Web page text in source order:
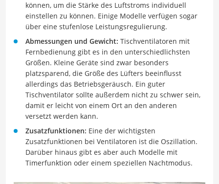
können, um die Stärke des Luftstroms individuell
einstellen zu können. Einige Modelle verfügen sogar
über eine stufenlose Leistungsregulierung.
Abmessungen und Gewicht: Tischventilatoren mit
Fernbedienung gibt es in den unterschiedlichsten
Größen. Kleine Geräte sind zwar besonders
platzsparend, die Größe des Lüfters beeinflusst
allerdings das Betriebsgeräusch. Ein guter
Tischventilator sollte außerdem nicht zu schwer sein,
damit er leicht von einem Ort an den anderen
versetzt werden kann.
Zusatzfunktionen: Eine der wichtigsten
Zusatzfunktionen bei Ventilatoren ist die Oszillation.
Darüber hinaus gibt es aber auch Modelle mit
Timerfunktion oder einem speziellen Nachtmodus.